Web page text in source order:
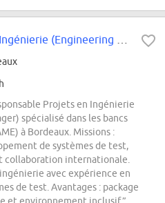
Projets en Ingénierie
spécialisé dans les bancs
à Bordeaux. Missions :
de systèmes de test,
collaboration internationale.
avec expérience en
de test. Avantages : package